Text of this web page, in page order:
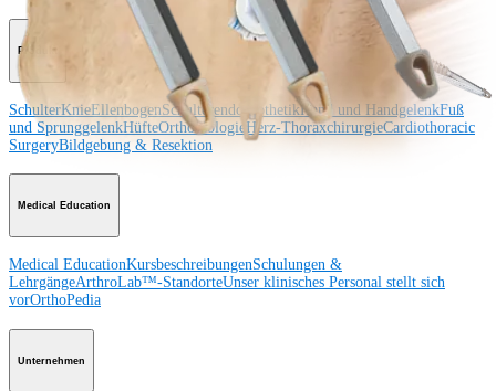
Produkt
SchulterKnieEllenbogenSchulterendoprothetikHand und HandgelenkFuß
und SprunggelenkHüfteOrthobiologie Herz-ThoraxchirurgieCardiothoracic
SurgeryBildgebung & Resektion
Medical Education
Medical EducationKursbeschreibungenSchulungen &
LehrgängeArthroLab™-StandorteUnser klinisches Personal stellt sich
vorOrthoPedia
Unternehmen